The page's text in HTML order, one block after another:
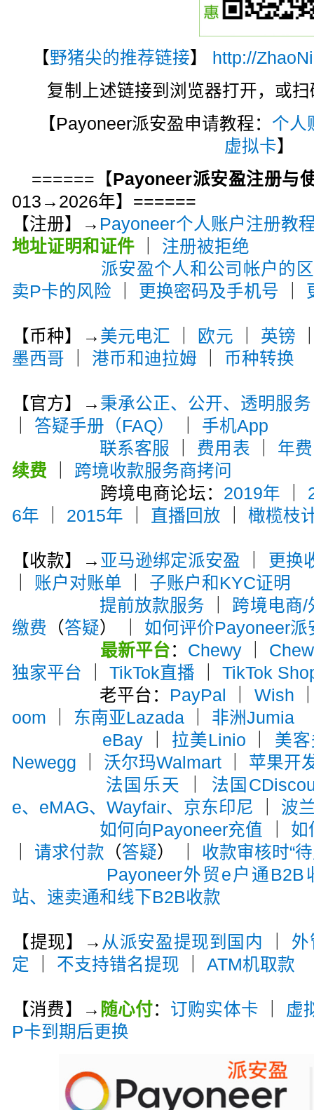
【野猪尖的推荐链接】
http://
复制上述链接到浏览器打开，或
【Payoneer派安盈申请教程： 个人
虚拟卡】
======【Payoneer派安盈注册与
013→2026年】======
【注册】→ Payoneer个人账户注册教
地址证明和证件
注册被拒绝
派安盈个人和公司帐户的
卖P卡的风险
更换密码及手机号
【币种】→ 美元电汇 欧元 英镑
墨西哥
港币和迪拉姆 币种转换
【官方】→ 秉承公正、公开、透明服务
答疑手册（FAQ）
手机App
联系客服
费用表 年费
续费
跨境收款服务商拷问
跨境电商论坛： 2019年
6年
2015年 直播回放 ｜橄榄枝
【收款】→ 亚马逊绑定派安盈
更换
账户对账单
子账户和KYC证明
提前放款服务
跨境电商/
缴费 （答疑） ｜ 如何评价Payoneer派
最新平台： Chewy｜
独家平台 ｜TikTok直播 ｜TikTok
老平台： PayPal Wish
oom
东南亚Lazada
非洲Jumia
eBay｜ 拉美Linio
美
Newegg
沃尔玛Walmart
苹果开
法国乐天
法国
e、eMAG、Wayfair、京东印尼
波
如何向Payoneer充值
如
请求付款 （答疑） ｜ 收款审核时“
Payoneer外贸e户通B2B
站、速卖通和线下B2B收款
【提现】→ 从派安盈提现到国内
外
定
不支持错名提现 ｜ATM机取款
【消费】→ 随心付： 订购实体卡
虚
P卡到期后更换